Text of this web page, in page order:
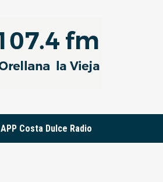
APP Costa Dulce Radio